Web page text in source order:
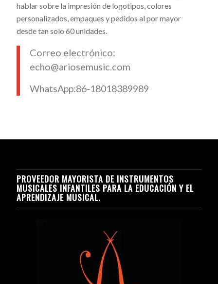
hablar sobre la impresión de logotipos, colores
personalizados, empaques y pedidos al por mayor
desde tan solo 60 unidades.
Correo electrónico:
echo@ariosemusic.com
WhatsApp:86-18018389989
PROVEEDOR MAYORISTA DE INSTRUMENTOS
MUSICALES INFANTILES PARA LA EDUCACIÓN Y EL
APRENDIZAJE MUSICAL.